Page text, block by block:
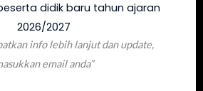
didik baru tahun ajaran
2026/2027
info lebih lanjut dan update,
email anda”